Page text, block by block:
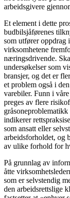
arbeidsgivere
Et element i dette
budbilsjåførenes
som utfører oppdrag
virksomhetene
næringsdrivende.
undersøkelser som
bransjer, og det er
et problem også i
varebiler. Funn i
preges av flere
indikerer
som ansatt eller
arbeidsforholdet, og
av ulike forhold for
På grunnlag av
åtte
som er selvstendig
den arbeidsrettslige